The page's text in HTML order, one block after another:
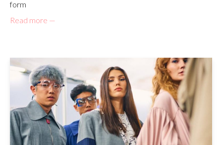
form
Read more —